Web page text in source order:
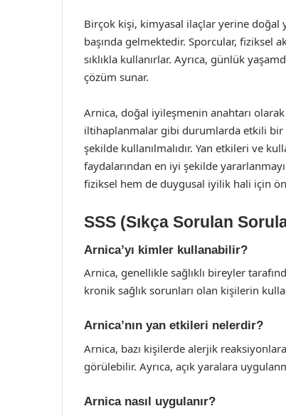
Birçok kişi, kimyasal ilaçlar yerine
başında gelmektedir. Sporcular, fiziksel
sıklıkla kullanırlar. Ayrıca, günlük
çözüm sunar.
Arnica, doğal iyileşmenin anahtarı
iltihaplanmalar gibi durumlarda etkili
şekilde kullanılmalıdır. Yan etkileri ve
faydalarından en iyi şekilde
fiziksel hem de duygusal iyilik hali için
SSS (Sıkça Sorulan
Arnica’yı kimler kullanabilir?
Arnica, genellikle sağlıklı bireyler
kronik sağlık sorunları olan kişilerin
Arnica’nın yan etkileri nelerdir?
Arnica, bazı kişilerde alerjik
görülebilir. Ayrıca, açık yaralara
Arnica nasıl uygulanır?